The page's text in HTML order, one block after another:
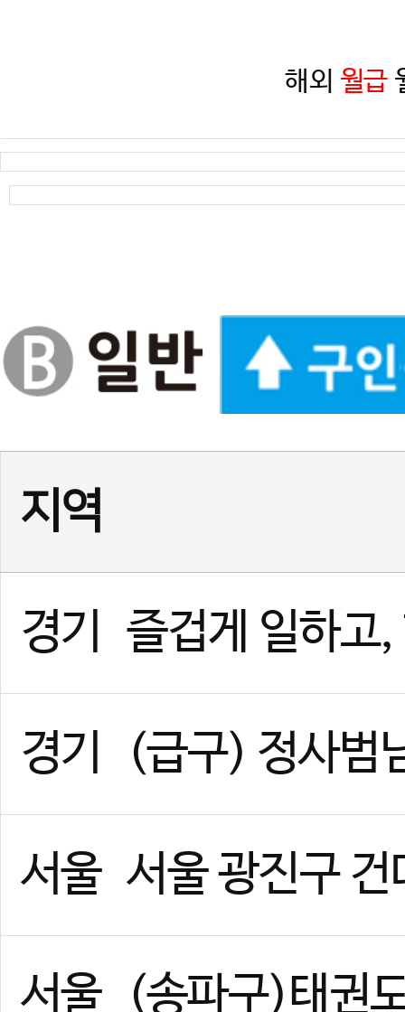
해외 월급
(송파구)태권도 사범님
인천 인천 계양구 태권도 정사
위례 태권도 사범님 구인
경기 부천 소사 사범님(남) 채